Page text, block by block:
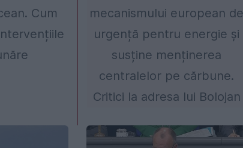
Cum
mecanismului european
urgență pentru energie și
susține menținerea
centralelor pe cărbune.
Critici la adresa lui Bolojan